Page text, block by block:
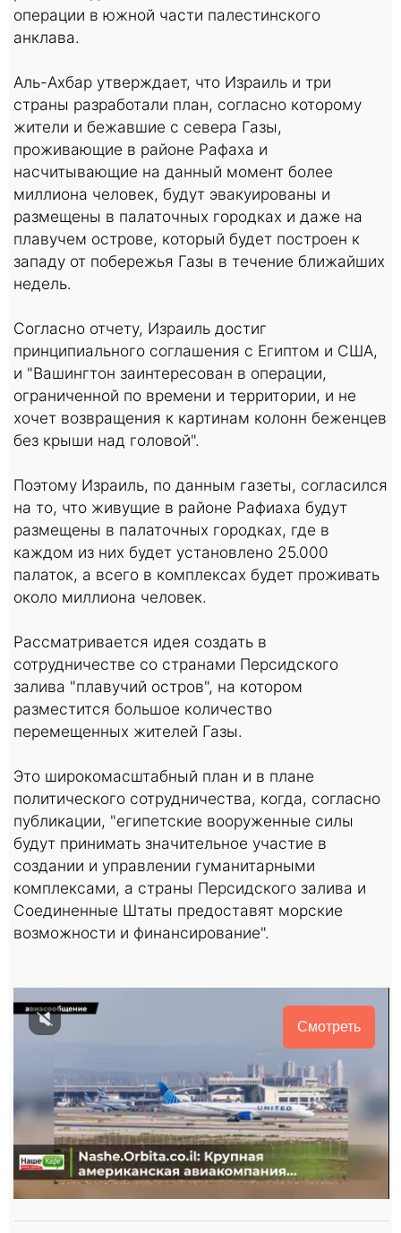
операции в южной части палестинского
анклава.
Аль-Ахбар утверждает, что Израиль и три
страны разработали план, согласно которому
жители и бежавшие с севера Газы,
проживающие в районе Рафаха и
насчитывающие на данный момент более
миллиона человек, будут эвакуированы и
размещены в палаточных городках и даже на
плавучем острове, который будет построен к
западу от побережья Газы в течение ближайших
недель.
Согласно отчету, Израиль достиг
принципиального соглашения с Египтом и США,
и "Вашингтон заинтересован в операции,
ограниченной по времени и территории, и не
хочет возвращения к картинам колонн беженцев
без крыши над головой".
Поэтому Израиль, по данным газеты, согласился
на то, что живущие в районе Рафиаха будут
размещены в палаточных городках, где в
каждом из них будет установлено 25.000
палаток, а всего в комплексах будет проживать
около миллиона человек.
Рассматривается идея создать в
сотрудничестве со странами Персидского
залива "плавучий остров", на котором
разместится большое количество
перемещенных жителей Газы.
Это широкомасштабный план и в плане
политического сотрудничества, когда, согласно
публикации, "египетские вооруженные силы
будут принимать значительное участие в
создании и управлении гуманитарными
комплексами, а страны Персидского залива и
Соединенные Штаты предоставят морские
возможности и финансирование".
Смотреть